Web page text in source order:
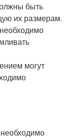
быть
их размерам.
могут
необходимо